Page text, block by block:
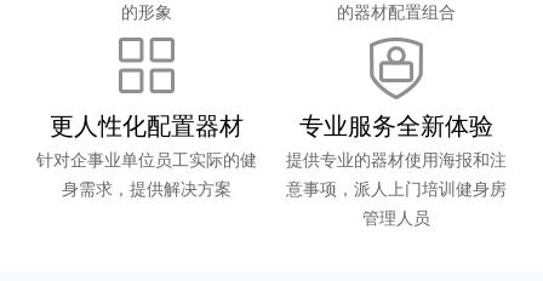
的形象
的器材配置组合
更人性化配置器材
针对企事业单位员工实际的健
身需求，提供解决方案
专业服务全新体验
提供专业的器材使用海报和注
意事项，派人上门培训健身房
管理人员